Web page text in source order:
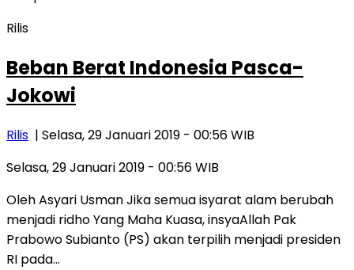
Rilis
Beban Berat Indonesia Pasca-
Jokowi
Rilis | Selasa, 29 Januari 2019 - 00:56 WIB
Selasa, 29 Januari 2019 - 00:56 WIB
Oleh Asyari Usman Jika semua isyarat alam berubah
menjadi ridho Yang Maha Kuasa, insyaAllah Pak
Prabowo Subianto (PS) akan terpilih menjadi presiden
RI pada…